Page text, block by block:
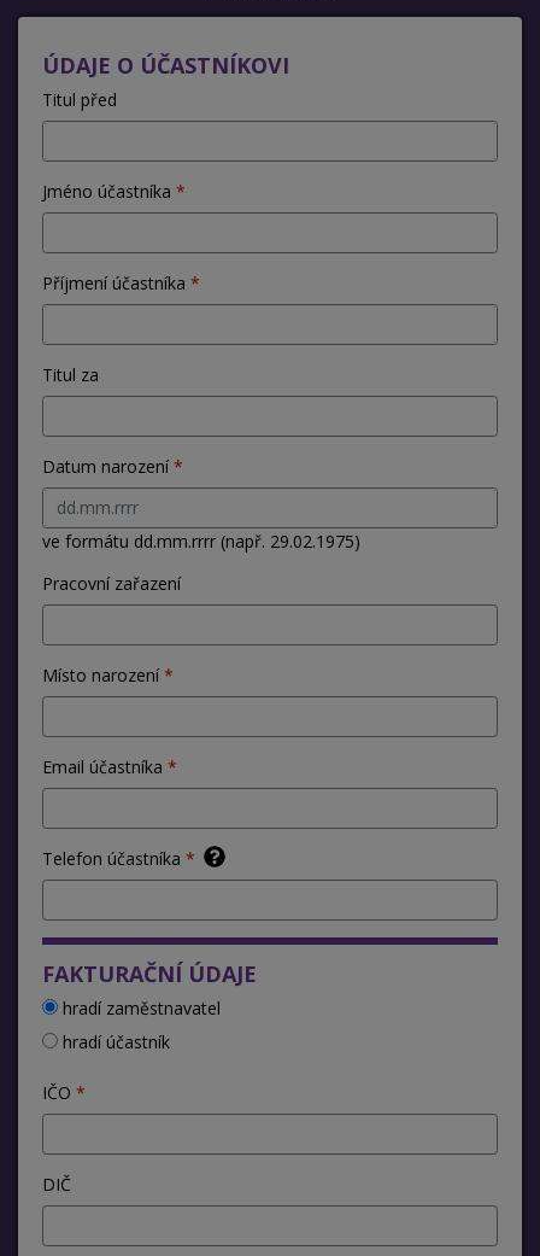
ÚDAJE O ÚČASTNÍKOVI
Titul před
Jméno účastníka
Příjmení účastníka
Titul za
Datum narození
ve formátu dd.mm.rrrr (např. 29.02.1975)
Pracovní zařazení
Místo narození
Email účastníka
Telefon účastníka
FAKTURAČNÍ ÚDAJE
hradí zaměstnavatel
hradí účastník
IČO
DIČ